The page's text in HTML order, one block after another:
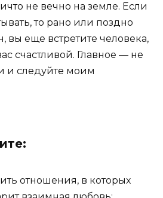
не вечно на земле. Если
то рано или поздно
вы еще встретите человека,
счастливой. Главное — не
и следуйте моим
отношения, в которых